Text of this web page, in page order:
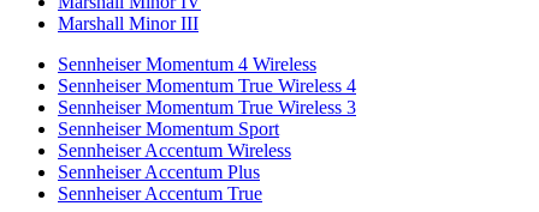
Marshall Minor III
Sennheiser Momentum 4 Wireless
Sennheiser Momentum True Wireless 4
Sennheiser Momentum True Wireless 3
Sennheiser Momentum Sport
Sennheiser Accentum Wireless
Sennheiser Accentum Plus
Sennheiser Accentum True